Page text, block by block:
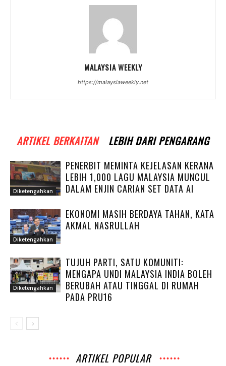
MALAYSIA WEEKLY
https://malaysiaweekly.net
ARTIKEL BERKAITAN LEBIH DARI PENGARANG
Diketengahkan
PENERBIT MEMINTA KEJELASAN KERANA
LEBIH 1,000 LAGU MALAYSIA MUNCUL
DALAM ENJIN CARIAN SET DATA AI
Diketengahkan
EKONOMI MASIH BERDAYA TAHAN, KATA
AKMAL NASRULLAH
Diketengahkan
TUJUH PARTI, SATU KOMUNITI:
MENGAPA UNDI MALAYSIA INDIA BOLEH
BERUBAH ATAU TINGGAL DI RUMAH
PADA PRU16
ARTIKEL POPULAR